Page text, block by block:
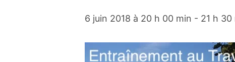
6 juin 2018 à 20 h 00 min - 21 h 30